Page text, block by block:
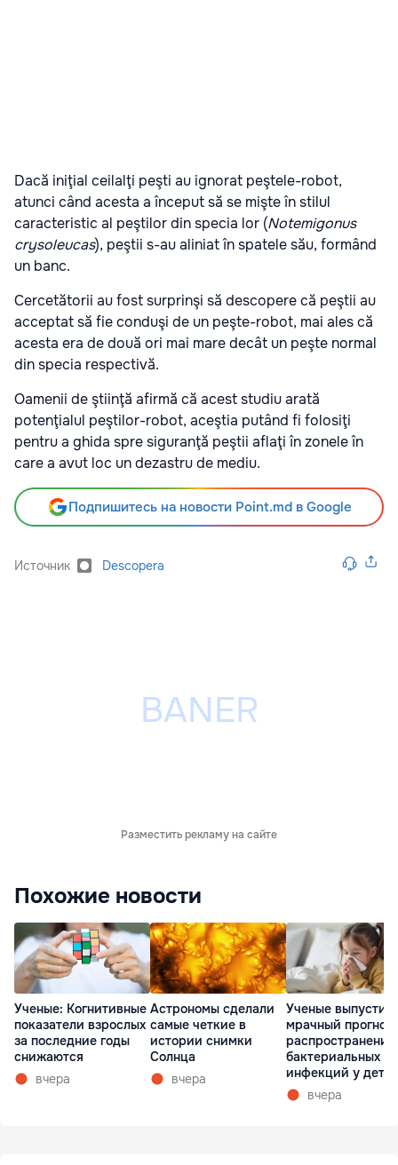
Dacă iniţial ceilalţi peşti au ignorat peştele-robot,
atunci când acesta a început să se mişte în stilul
caracteristic al peştilor din specia lor (Notemigonus
crysoleucas), peştii s-au aliniat în spatele său, formând
un banc.
Cercetătorii au fost surprinşi să descopere că peştii au
acceptat să fie conduşi de un peşte-robot, mai ales că
acesta era de două ori mai mare decât un peşte normal
din specia respectivă.
Oamenii de ştiinţă afirmă că acest studiu arată
potenţialul peştilor-robot, aceştia putând fi folosiţi
pentru a ghida spre siguranţă peştii aflaţi în zonele în
care a avut loc un dezastru de mediu.
Подпишитесь на новости Point.md в Google
Источник Descopera
Разместить рекламу на сайте
Похожие новости
Ученые: Когнитивные
показатели взрослых
за последние годы
снижаются
вчера
Астрономы сделали
самые четкие в
истории снимки
Солнца
вчера
Ученые
мрачный прогноз
распространении
бактериальных
инфекций у
вчера